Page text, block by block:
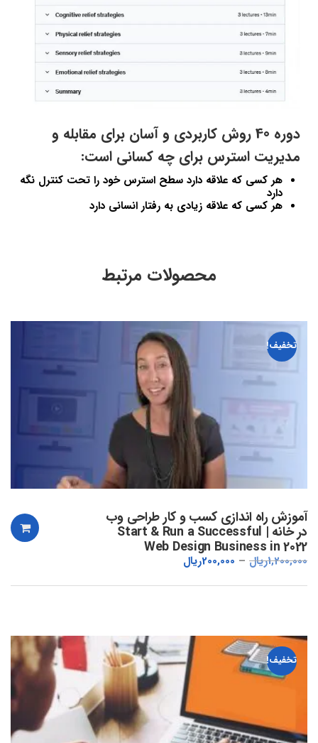
دوره 40 روش کاربردی و آسان برای مقابله و
مدیریت استرس برای چه کسانی است:
هر کسی که علاقه دارد سطح استرس خود را تحت کنترل نگه
دارد
هر کسی که علاقه زیادی به رفتار انسانی دارد
محصولات مرتبط
تخفیف!
آموزش راه اندازی کسب و کار طراحی وب
در خانه | Start & Run a Successful
Web Design Business in 2022
1,200,000ریال 200,000ریال
تخفیف!